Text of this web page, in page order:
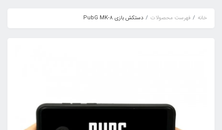
خانه فهرست محصولات دستکش بازی PubG MK-8